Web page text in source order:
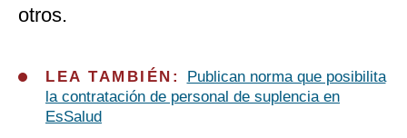
otros.
LEA TAMBIÉN:
Publican norma que posibilita
la contratación de personal de suplencia en
EsSalud